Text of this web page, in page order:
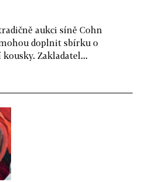
aukci síně Cohn
doplnit sbírku o
Zakladatel...